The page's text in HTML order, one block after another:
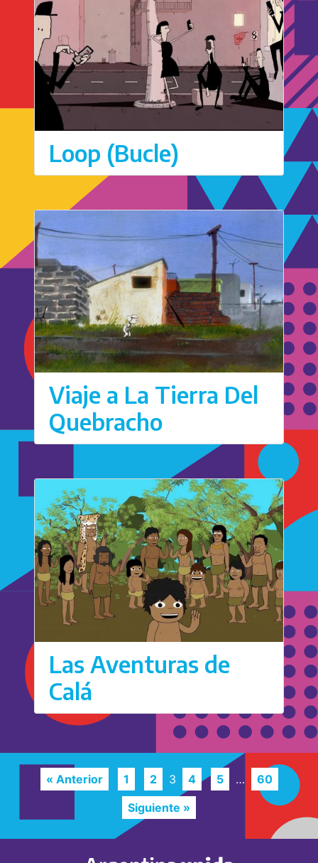
Loop (Bucle)
Viaje a La Tierra Del
Quebracho
Las Aventuras de
Calá
« Anterior 1 2 3 4 5 …
60
Siguiente »